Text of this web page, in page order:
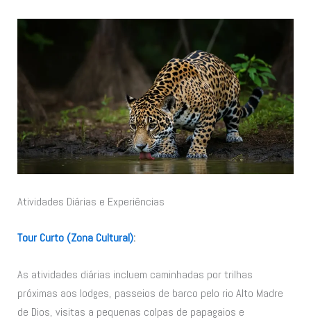
Atividades Diárias e Experiências
Tour Curto (Zona Cultural):
As atividades diárias incluem caminhadas por trilhas
próximas aos lodges, passeios de barco pelo rio Alto Madre
de Dios, visitas a pequenas colpas de papagaios e